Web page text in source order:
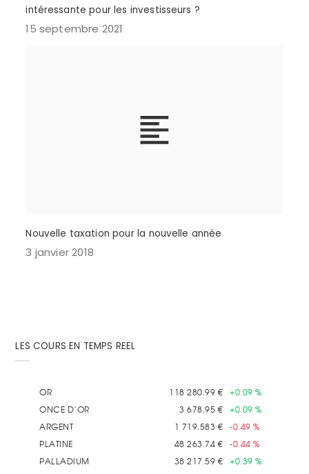
intéressante pour les investisseurs ?
15 septembre 2021
Nouvelle taxation pour la nouvelle année
3 janvier 2018
LES COURS EN TEMPS REEL